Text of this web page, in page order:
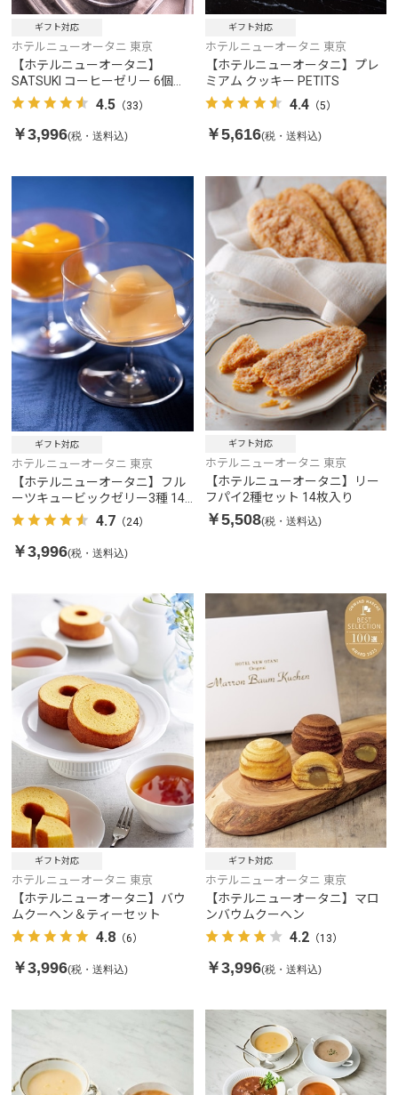
ギフト対応
ホテルニューオータニ 東京
【ホテルニューオータニ】
SATSUKI コーヒーゼリー 6個入
り
4.5 （33）
￥3,996(税・送料込)
ギフト対応
ホテルニューオータニ 東京
【ホテルニューオータニ】プレ
ミアム クッキー PETITS
4.4（5）
￥5,616(税・送料込)
ギフト対応
ホテルニューオータニ 東京
【ホテルニューオータニ】フル
ーツキュービックゼリー3種 14
個入り
4.7 （24）
￥3,996(税・送料込)
ギフト対応
ホテルニューオータニ 東京
【ホテルニューオータニ】リー
フパイ2種セット 14枚入り
￥5,508(税・送料込)
ギフト対応
ホテルニューオータニ 東京
【ホテルニューオータニ】バウ
ムクーヘン＆ティーセット
4.8 （6）
￥3,996(税・送料込)
ギフト対応
ホテルニューオータニ 東京
【ホテルニューオータニ】マロ
ンバウムクーヘン
4.2（13）
￥3,996(税・送料込)